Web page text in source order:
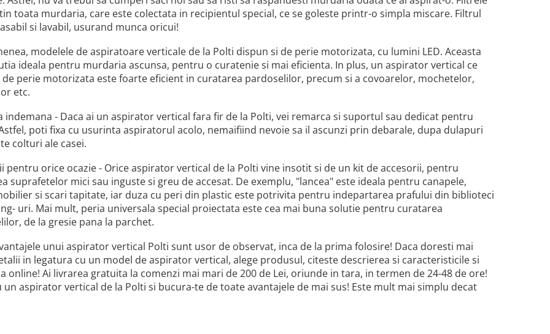
toata murdaria, care este colectata in recipientul special, ce se goleste printr-o simpla miscare. Filtrul
si lavabil, usurand munca oricui!
modelele de aspiratoare verticale de la Polti dispun si de perie motorizata, cu lumini LED. Aceasta
ideala pentru murdaria ascunsa, pentru o curatenie si mai eficienta. In plus, un aspirator vertical ce
de perie motorizata este foarte eficient in curatarea pardoselilor, precum si a covoarelor, mochetelor,
etc.
indemana - Daca ai un aspirator vertical fara fir de la Polti, vei remarca si suportul sau dedicat pentru
poti fixa cu usurinta aspiratorul acolo, nemaifiind nevoie sa il ascunzi prin debarale, dupa dulapuri
colturi ale casei.
pentru orice ocazie - Orice aspirator vertical de la Polti vine insotit si de un kit de accesorii, pentru
suprafetelor mici sau inguste si greu de accesat. De exemplu, "lancea" este ideala pentru canapele,
si scari tapitate, iar duza cu peri din plastic este potrivita pentru indepartarea prafului din biblioteci
uri. Mai mult, peria universala special proiectata este cea mai buna solutie pentru curatarea
de la gresie pana la parchet.
unui aspirator vertical Polti sunt usor de observat, inca de la prima folosire! Daca doresti mai
in legatura cu un model de aspirator vertical, alege produsul, citeste descrierea si caracteristicile si
online! Ai livrarea gratuita la comenzi mai mari de 200 de Lei, oriunde in tara, in termen de 24-48 de ore!
un aspirator vertical de la Polti si bucura-te de toate avantajele de mai sus! Este mult mai simplu decat